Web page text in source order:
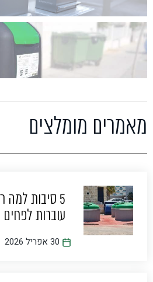
מאמרים מומלצים
5 סיבות למה
עוברות